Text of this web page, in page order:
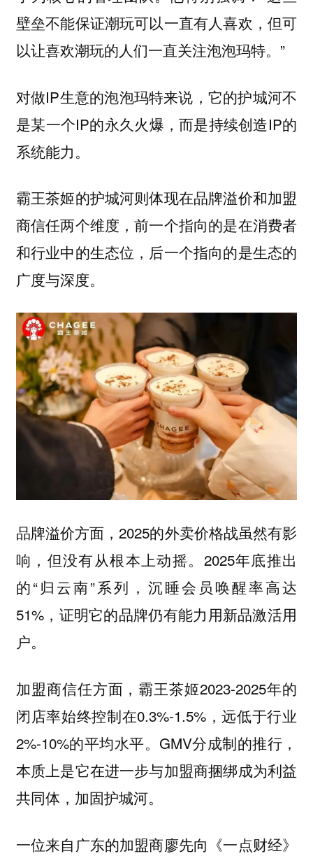
壁垒不能保证潮玩可以一直有人喜欢，但可
以让喜欢潮玩的人们一直关注泡泡玛特。”
对做IP生意的泡泡玛特来说，它的护城河不
是某一个IP的永久火爆，而是持续创造IP的
系统能力。
霸王茶姬的护城河则体现在品牌溢价和加盟
商信任两个维度，前一个指向的是在消费者
和行业中的生态位，后一个指向的是生态的
广度与深度。
品牌溢价方面，2025的外卖价格战虽然有影
响，但没有从根本上动摇。2025年底推出
的“归云南”系列，沉睡会员唤醒率高达
51%，证明它的品牌仍有能力用新品激活用
户。
加盟商信任方面，霸王茶姬2023-2025年的
闭店率始终控制在0.3%-1.5%，远低于行业
2%-10%的平均水平。GMV分成制的推行，
本质上是它在进一步与加盟商捆绑成为利益
共同体，加固护城河。
一位来自广东的加盟商廖先向《一点财经》